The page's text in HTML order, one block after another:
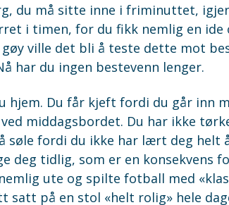
du må sitte inne i friminuttet,
i timen, for du fikk nemlig en
gøy ville det bli å teste dette mot
har du ingen bestevenn lenger.
hjem. Du får kjeft fordi du går inn
middagsbordet. Du har ikke
søle fordi du ikke har lært deg helt
deg tidlig, som er en
ute og spilte fotball med
satt på en stol «helt rolig» hele